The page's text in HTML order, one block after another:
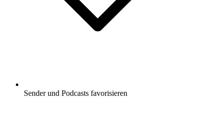
Sender und Podcasts favorisieren